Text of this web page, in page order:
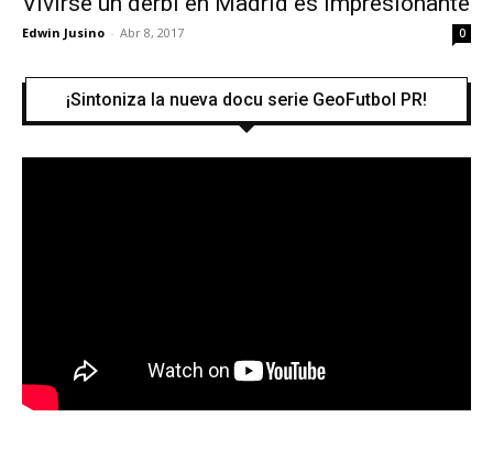
Edwin Jusino - Abr 8, 2017 0
¡Sintoniza la nueva docu serie GeoFutbol PR!